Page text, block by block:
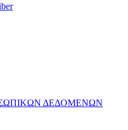
ΔΕΔΟΜΕΝΩΝ